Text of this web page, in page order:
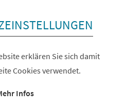
erklären Sie sich damit
Cookies verwendet.
Infos